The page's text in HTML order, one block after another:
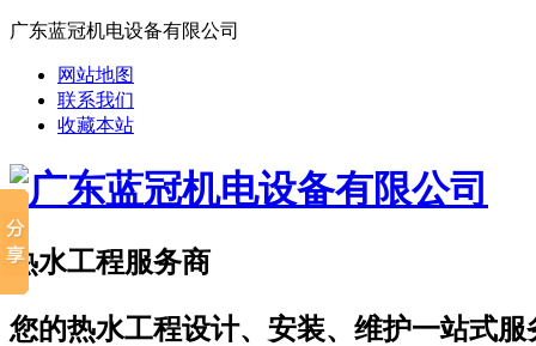
广东蓝冠机电设备有限公司
网站地图
联系我们
收藏本站
热水工程服务商
您的热水工程设计、安装、维护一站式服